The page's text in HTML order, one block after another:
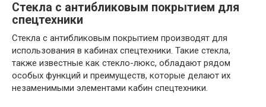
Стекла с антибликовым покрытием для
спецтехники
Стекла с антибликовым покрытием производят для
использования в кабинах спецтехники. Такие стекла,
также известные как стекло-люкс, обладают рядом
особых функций и преимуществ, которые делают их
незаменимыми элементами кабин спецтехники.